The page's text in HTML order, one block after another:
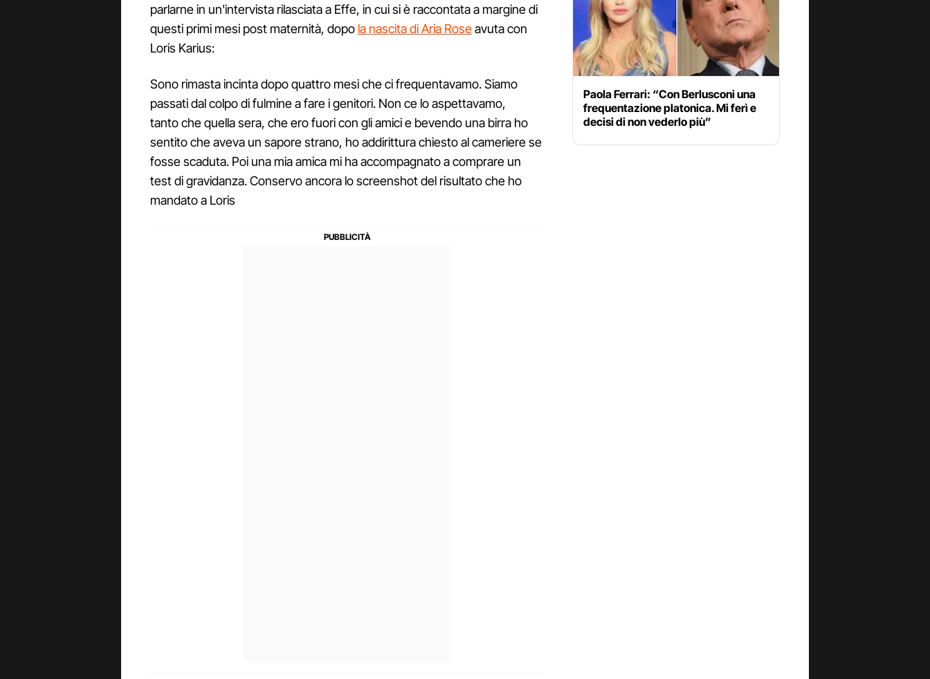
parlarne in un'intervista rilasciata a Effe, in cui si è raccontata a margine di
questi primi mesi post maternità, dopo la nascita di Aria Roseavuta con
Loris Karius:
Sono rimasta incinta dopo quattro mesi che ci frequentavamo. Siamo
passati dal colpo di fulmine a fare i genitori. Non ce lo aspettavamo,
tanto che quella sera, che ero fuori con gli amici e bevendo una birra ho
sentito che aveva un sapore strano, ho addirittura chiesto al cameriere se
fosse scaduta. Poi una mia amica mi ha accompagnato a comprare un
test di gravidanza. Conservo ancora lo screenshot del risultato che ho
mandato a Loris
Paola Ferrari: “Con Berlusconi una
frequentazione platonica. Mi ferì e
decisi di non vederlo più”